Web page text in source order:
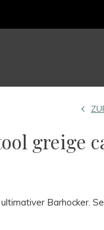
greige
Barhocker.